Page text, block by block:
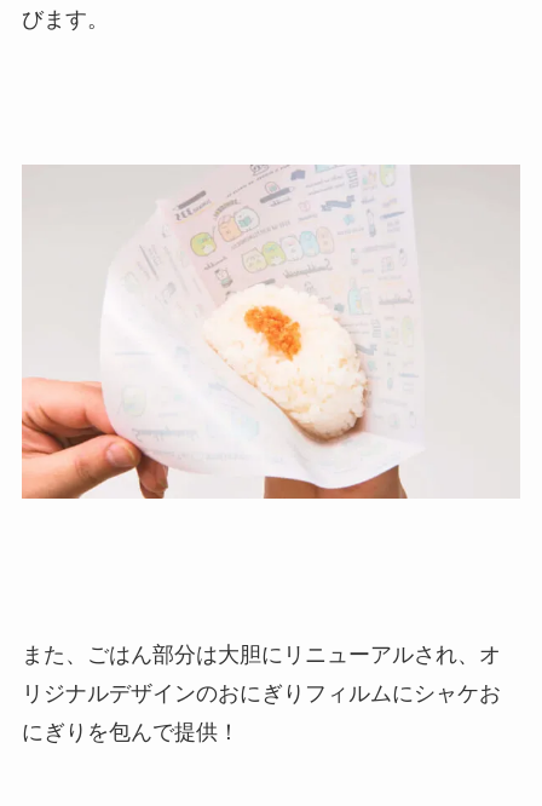
びます。
また、ごはん部分は大胆にリニューアルされ、オ
リジナルデザインのおにぎりフィルムにシャケお
にぎりを包んで提供！